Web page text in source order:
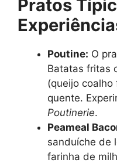
Pratos
Poutine: O
Batatas fritas
(queijo coalho
quente.
Poutinerie.
Peameal
sanduíche de
farinha de